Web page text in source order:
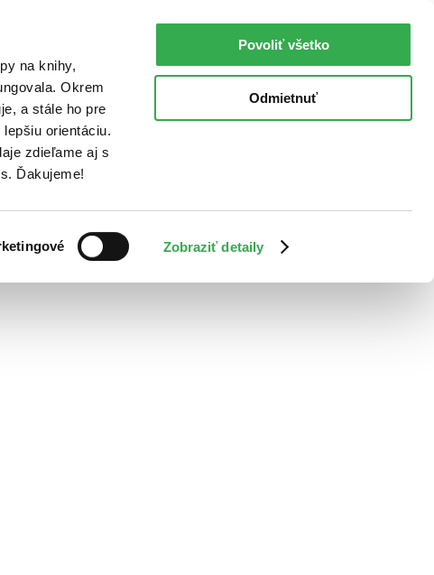
na knihy,
Okrem
a stále ho pre
orientáciu.
zdieľame aj s
Ďakujeme!
Zobraziť detaily
Povoliť všetko
Odmietnuť